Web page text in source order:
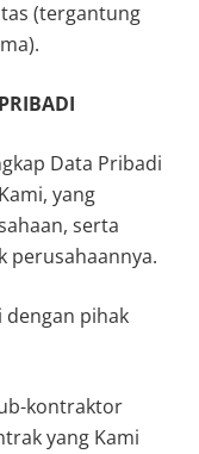
(tergantung
Data Pribadi
yang
serta
perusahaannya.
dengan pihak
kontraktor
yang Kami